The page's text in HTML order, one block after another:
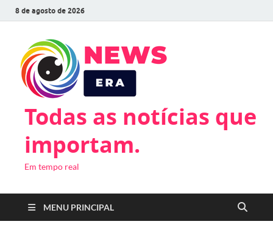
8 de agosto de 2026
Todas as notícias que
importam.
Em tempo real
MENU PRINCIPAL